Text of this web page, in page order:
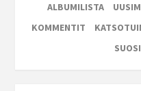
ALBUMILISTA
KOMMENTIT